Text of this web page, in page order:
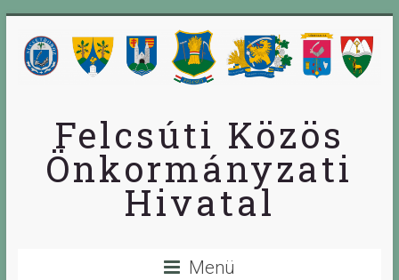
Felcsúti Közös
Önkormányzati
Hivatal
Menü